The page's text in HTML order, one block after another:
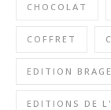
CHOCOLAT
COFFRET
EDITION
EDITIONS DE